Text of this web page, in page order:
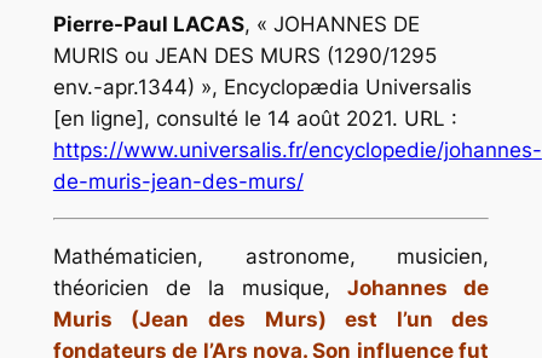
Pierre-Paul LACAS, « JOHANNES DE
MURIS ou JEAN DES MURS (1290/1295
env.-apr.1344) », Encyclopædia Universalis
[en ligne], consulté le 14 août 2021. URL :
https://www.universalis.fr/encyclopedie/johannes-
de-muris-jean-des-murs/
Mathématicien, astronome, musicien,
théoricien de la musique,Johannes de
Muris (Jean des Murs) est l’un des
fondateurs de l’Ars nova. Son influence fut